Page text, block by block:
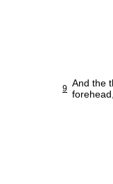
9 And the